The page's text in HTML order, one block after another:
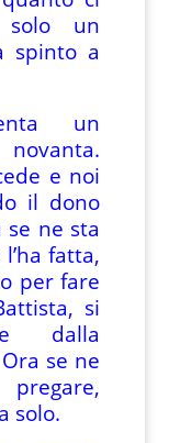
un
spinto a
un
e noi
il dono
ne sta
fatta,
per fare
si
dalla
se ne
solo.